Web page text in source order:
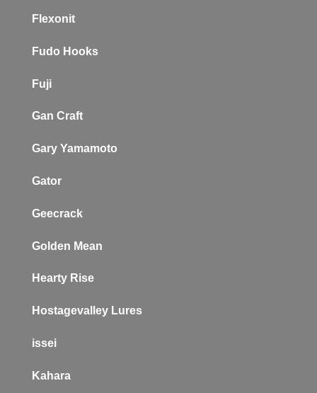
Flexonit
Fudo Hooks
Fuji
Gan Craft
Gary Yamamoto
Gator
Geecrack
Golden Mean
Hearty Rise
Hostagevalley Lures
issei
Kahara